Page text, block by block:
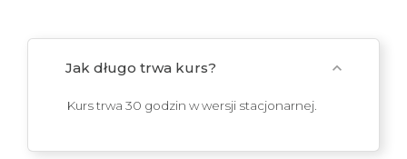
Jak długo trwa kurs? expand_more
Kurs trwa 30 godzin w wersji stacjonarnej.